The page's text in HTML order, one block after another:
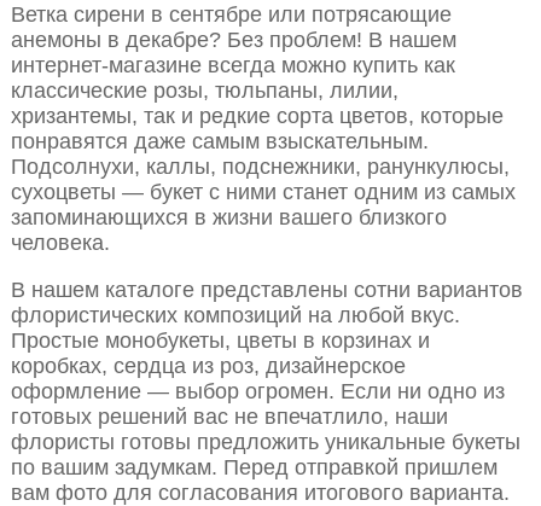
Ветка сирени в сентябре или потрясающие
анемоны в декабре? Без проблем! В нашем
интернет-магазине всегда можно купить как
классические розы, тюльпаны, лилии,
хризантемы, так и редкие сорта цветов, которые
понравятся даже самым взыскательным.
Подсолнухи, каллы, подснежники, ранункулюсы,
сухоцветы — букет с ними станет одним из самых
запоминающихся в жизни вашего близкого
человека.
В нашем каталоге представлены сотни вариантов
флористических композиций на любой вкус.
Простые монобукеты, цветы в корзинах и
коробках, сердца из роз, дизайнерское
оформление — выбор огромен. Если ни одно из
готовых решений вас не впечатлило, наши
флористы готовы предложить уникальные букеты
по вашим задумкам. Перед отправкой пришлем
вам фото для согласования итогового варианта.